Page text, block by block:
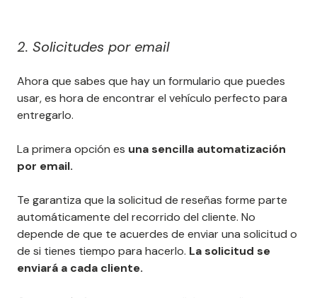
2. Solicitudes por email
Ahora que sabes que hay un formulario que puedes
usar, es hora de encontrar el vehículo perfecto para
entregarlo.
La primera opción es una sencilla automatización
por email.
Te garantiza que la solicitud de reseñas forme parte
automáticamente del recorrido del cliente. No
depende de que te acuerdes de enviar una solicitud o
de si tienes tiempo para hacerlo. La solicitud se
enviará a cada cliente.